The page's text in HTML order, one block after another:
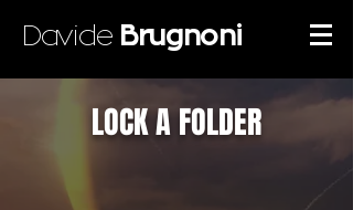
Davide Brugnoni
LOCK A FOLDER